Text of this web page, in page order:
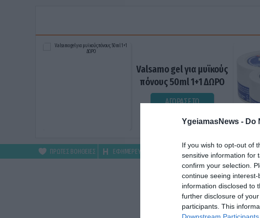
YgeiamasNews - Do
If you wish to opt-out of
sensitive information for
confirm your selection.
continue seeing
information disclosed to
further disclosure of
participants. This
Valsamo gel για μυϊκούς
πόνους 50ml 1+1 ΔΩΡΟ
ΑΓΟΡΑΣΕ ΤΟ
ΠΡΩΤΕΣ ΒΟΗΘΕΙΕΣ ΕΦΗΜΕΡΕΥΟΝΤΑ ΦΑΡΜΑΚΕΙΑ